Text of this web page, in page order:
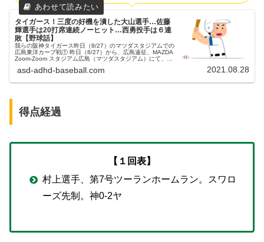
タイガース！三度の好機を潰した大山選手…佐藤
輝選手は20打席連続ノーヒット…西勇投手は６連
敗【野球話】
我らの阪神タイガース昨日（8/27）のマツダスタジアムでの
広島東洋カープ戦① 昨日（8/27）から、広島遠征、MAZDA
Zoom-Zoom スタジアム広島（マツダスタジアム）にて、カ
良...
asd-adhd-baseball.com 2021.08.28
得点経過
【１回表】
村上選手、第7号ツーランホームラン。スワロ
ーズ先制。神0-2ヤ